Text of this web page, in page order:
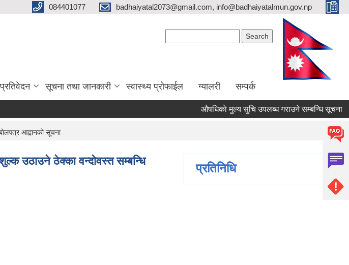
084401077 badhaiyatal2073@gmail.com, info@badhaiyatalmun.gov.np
प्रतिवेदन सूचना तथा जानकारी स्वास्थ्य प्रोफाईल ग्यालरी सम्पर्क
औषधिकाे मुल्य सुचि उपलब्ध गराउने सम्बन्धि सूचना
आह्वानको सूचना
उठाउने ठेक्का वन्दाेवस्त सम्बन्धि
प्रतिनिधि